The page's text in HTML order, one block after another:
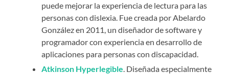
puede mejorar la experiencia de lectura para las
personas con dislexia. Fue creada por Abelardo
González en 2011, un diseñador de software y
programador con experiencia en desarrollo de
aplicaciones para personas con discapacidad.
Atkinson Hyperlegible. Diseñada especialmente